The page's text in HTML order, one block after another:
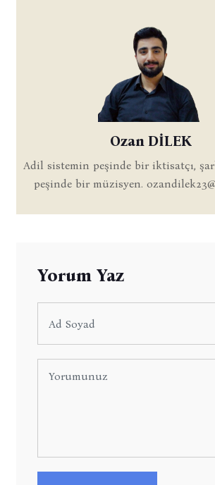
Ozan DİLEK
Adil sistemin peşinde bir iktisatçı,
peşinde bir müzisyen.
Yorum Yaz